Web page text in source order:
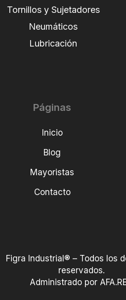
Tornillos y Sujetadores
Neumáticos
Lubricación
Páginas
Inicio
Blog
Mayoristas
Contacto
Figra Industrial® – Todos los
reservados.
Administrado por